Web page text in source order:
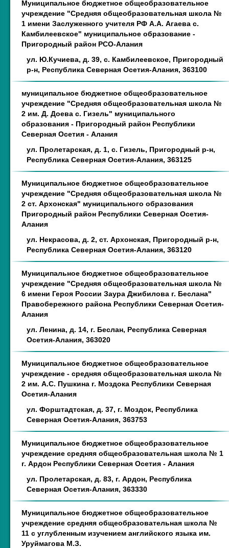
Муниципальное бюджетное общеобразовательное
учреждение "Средняя общеобразовательная школа №
1 имени Заслуженного учителя РФ А.А. Агаева с.
Камбилеевское" муниципальное образование -
Пригородный район РСО-Алания
ул. Ю.Кучиева, д. 39, с. Камбилеевское, Пригородный
р-н, Республика Северная Осетия-Алания, 363100
муниципальное бюджетное общеобразовательное
учреждение "Средняя общеобразовательная школа №
2 им. Д. Доева с. Гизель" муниципального
образования - Пригородный район Республики
Северная Осетия - Алания
ул. Пролетарская, д. 1, с. Гизель, Пригородный р-н,
Республика Северная Осетия-Алания, 363125
Муниципальное бюджетное общеобразовательное
учреждение "Средняя общеобразовательная школа №
2 ст. Архонская" муниципального образования
Пригородный район Республики Северная Осетия-
Алания
ул. Некрасова, д. 2, ст. Архонская, Пригородный р-н,
Республика Северная Осетия-Алания, 363120
Муниципальное бюджетное общеобразовательное
учреждение "Средняя общеобразовательная школа №
6 имени Героя России Заура Джибилова г. Беслана"
Правобережного района Республики Северная Осетия-
Алания
ул. Ленина, д. 14, г. Беслан, Республика Северная
Осетия-Алания, 363020
Муниципальное бюджетное общеобразовательное
учреждение - средняя общеобразовательная школа №
2 им. A.С. Пушкина г. Моздока Республики Северная
Осетия-Алания
ул. Форштадтская, д. 37, г. Моздок, Республика
Северная Осетия-Алания, 363753
Муниципальное бюджетное общеобразовательное
учреждение средняя общеобразовательная школа № 1
г. Ардон Республики Северная Осетия - Алания
ул. Пролетарская, д. 83, г. Ардон, Республика
Северная Осетия-Алания, 363330
Муниципальное бюджетное общеобразовательное
учреждение средняя общеобразовательная школа №
11 с углубленным изучением английского языка им.
Уруймагова М.З.